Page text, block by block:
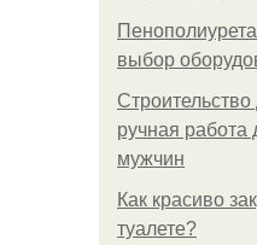
выбор
ручная работа
мужчин
Как красиво
туалете?